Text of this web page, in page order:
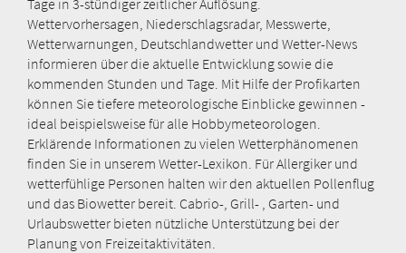
Wettervorhersagen, Niederschlagsradar, Messwerte,
Wetterwarnungen, Deutschlandwetter und Wetter-News
informieren über die aktuelle Entwicklung sowie die
kommenden Stunden und Tage. Mit Hilfe der Profikarten
können Sie tiefere meteorologische Einblicke gewinnen -
ideal beispielsweise für alle Hobbymeteorologen.
Erklärende Informationen zu vielen Wetterphänomenen
finden Sie in unserem Wetter-Lexikon. Für Allergiker und
wetterfühlige Personen halten wir den aktuellen Pollenflug
und das Biowetter bereit. Cabrio-, Grill- , Garten- und
Urlaubswetter bieten nützliche Unterstützung bei der
Planung von Freizeitaktivitäten.